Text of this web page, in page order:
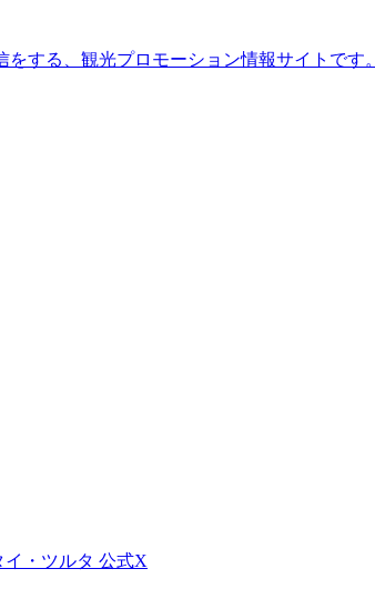
する、観光プロモーション情報サイトです。